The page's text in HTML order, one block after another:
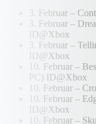
3. Februar –
3. Februar –
ID@Xbox
3. Februar –
ID@Xbox
10. Februar –
PC) ID@Xbox
10. Februar –
10. Februar –
ID@Xbox
10. Februar –